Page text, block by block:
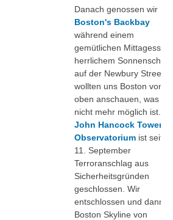
Danach genossen wir
Boston's Backbay
während einem
gemütlichen Mittagessen
herrlichem Sonnenschein
auf der Newbury Street.
wollten uns Boston von
oben anschauen, was
nicht mehr möglich ist.
John Hancock Tower
Observatorium ist seit
11. September
Terroranschlag aus
Sicherheitsgründen
geschlossen. Wir
entschlossen und dann
Boston Skyline von